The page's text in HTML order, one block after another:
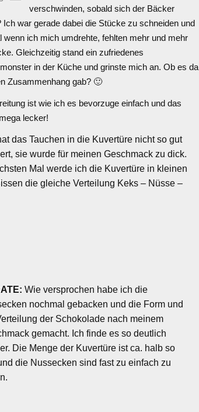
verschwinden, sobald sich der Bäcker
Ich war gerade dabei die Stücke zu schneiden und
wenn ich mich umdrehte, fehlten mehr und mehr
Gleichzeitig stand ein zufriedenes
in der Küche und grinste mich an. Ob es da
Zusammenhang gab? 🙂
ist wie ich es bevorzuge einfach und das
lecker!
das Tauchen in die Kuvertüre nicht so gut
sie wurde für meinen Geschmack zu dick.
Mal werde ich die Kuvertüre in kleinen
die gleiche Verteilung Keks – Nüsse –
Wie versprochen habe ich die
nochmal gebacken und die Form und
der Schokolade nach meinem
gemacht. Ich finde es so deutlich
Die Menge der Kuvertüre ist ca. halb so
die Nussecken sind fast zu einfach zu